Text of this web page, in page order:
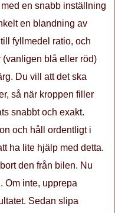
en snabb inställning
en blandning av
fyllmedel ratio, och
(vanligen blå eller röd)
Du vill att det ska
så när kroppen filler
snabbt och exakt.
och håll ordentligt i
ha lite hjälp med detta.
den från bilen. Nu
Om inte, upprepa
Sedan slipa